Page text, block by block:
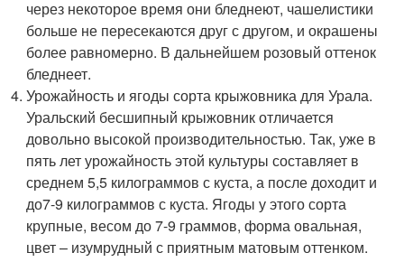
через некоторое время они бледнеют, чашелистики
больше не пересекаются друг с другом, и окрашены
более равномерно. В дальнейшем розовый оттенок
бледнеет.
Урожайность и ягоды сорта крыжовника для Урала.
Уральский бесшипный крыжовник отличается
довольно высокой производительностью. Так, уже в
пять лет урожайность этой культуры составляет в
среднем 5,5 килограммов с куста, а после доходит и
до7-9 килограммов с куста. Ягоды у этого сорта
крупные, весом до 7-9 граммов, форма овальная,
цвет – изумрудный с приятным матовым оттенком.